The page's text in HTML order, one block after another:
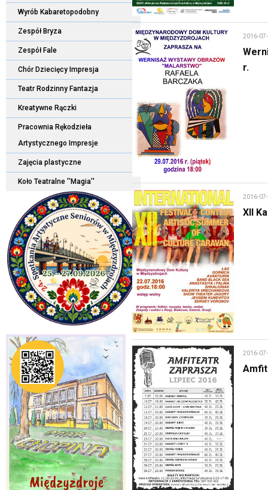
Wyrób Kabaretopodobny
Zespół Bryza
Zespół Fale
Chór Dziecięcy Impresja
Teatr Rodzinny Fantazja
Kreatywne Rączki
Pracownia Rękodzieła
Artystycznego Impresje
Zajęcia plastyczne
Koło Teatralne ''Magia''
2016-
r.
2016-
XII
2016-